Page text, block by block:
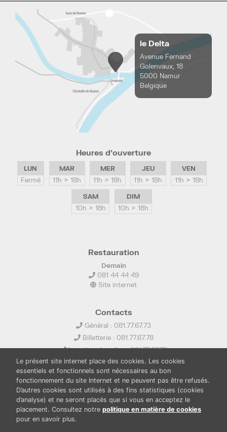
le Delta
Avenue Fernand
Golenvaux, 18
5000 Namur
Belgique
Heures d’ouverture
LUN
Fermé
MAR
11h > 18h
MER
11h > 18h
JEU
11h > 18h
VEN
11h > 18h
SAM
10h > 18h
DIM
10h > 18h
Restauration
Demain
081 44 44 49
Site internet
Contacts
Général : 081.77.67.73
Billetterie : 081.77.67.78
Location de salles : 081.77.67.79
info@ledelta.be
Le présent site internet place des cookies. Les cookies
essentiels et fonctionnels sont nécessaires au bon
fonctionnement du site Internet et ne peuvent pas être refusés.
D’autres cookies sont utilisés à des fins statistiques (cookies
d’analyse) et ne seront placés que si vous en acceptez le
placement. Consultez notre politique en matière de cookies
pour en savoir plus.